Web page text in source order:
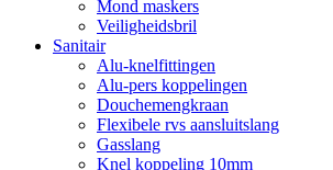
Mond maskers
Veiligheidsbril
Sanitair
Alu-knelfittingen
Alu-pers koppelingen
Douchemengkraan
Flexibele rvs aansluitslang
Gasslang
Knel koppeling 10mm